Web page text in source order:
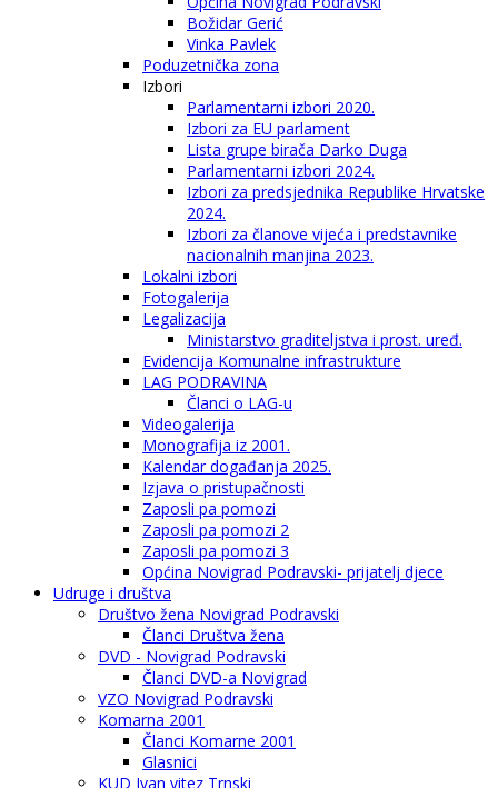
Božidar Gerić
Vinka Pavlek
Poduzetnička zona
Izbori
Parlamentarni izbori 2020.
Izbori za EU parlament
Lista grupe birača Darko Duga
Parlamentarni izbori 2024.
Izbori za predsjednika Republike Hrvatske
2024.
Izbori za članove vijeća i predstavnike
nacionalnih manjina 2023.
Lokalni izbori
Fotogalerija
Legalizacija
Ministarstvo graditeljstva i prost. uređ.
Evidencija Komunalne infrastrukture
LAG PODRAVINA
Članci o LAG-u
Videogalerija
Monografija iz 2001.
Kalendar događanja 2025.
Izjava o pristupačnosti
Zaposli pa pomozi
Zaposli pa pomozi 2
Zaposli pa pomozi 3
Općina Novigrad Podravski- prijatelj djece
Udruge i društva
Društvo žena Novigrad Podravski
Članci Društva žena
DVD - Novigrad Podravski
Članci DVD-a Novigrad
VZO Novigrad Podravski
Komarna 2001
Članci Komarne 2001
Glasnici
KUD Ivan vitez Trnski